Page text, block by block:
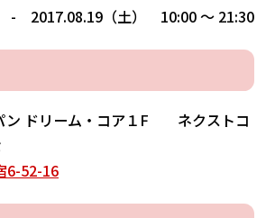
- 2017.08.19（土） 10:00 〜 21:30
ン ドリーム・コア１F ネクストコ
6-52-16